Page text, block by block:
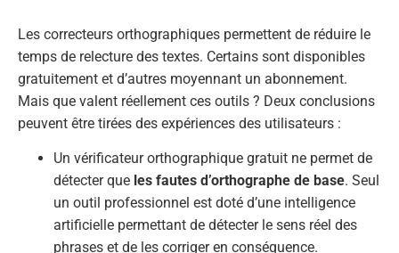
Les correcteurs orthographiques permettent de réduire le
temps de relecture des textes. Certains sont disponibles
gratuitement et d’autres moyennant un abonnement.
Mais que valent réellement ces outils ? Deux conclusions
peuvent être tirées des expériences des utilisateurs :
Un vérificateur orthographique gratuit ne permet de
détecter que les fautes d’orthographe de base. Seul
un outil professionnel est doté d’une intelligence
artificielle permettant de détecter le sens réel des
phrases et de les corriger en conséquence.